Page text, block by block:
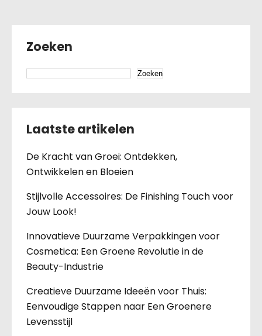
Zoeken
Zoeken
Laatste artikelen
De Kracht van Groei: Ontdekken,
Ontwikkelen en Bloeien
Stijlvolle Accessoires: De Finishing Touch voor
Jouw Look!
Innovatieve Duurzame Verpakkingen voor
Cosmetica: Een Groene Revolutie in de
Beauty-Industrie
Creatieve Duurzame Ideeën voor Thuis:
Eenvoudige Stappen naar Een Groenere
Levensstijl